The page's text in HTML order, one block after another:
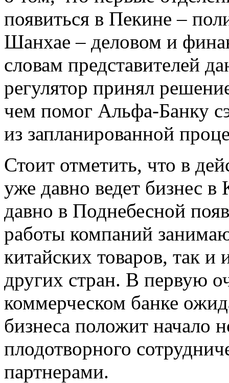
появиться в Пекине –
Шанхае – деловом и
словам представителей
регулятор принял
чем помог Альфа-Банку
из запланированной
Стоит отметить, что в
уже давно ведет бизнес
давно в Поднебесной
работы компаний
китайских товаров, так
других стран. В первую
коммерческом банке
бизнеса положит начало
плодотворного
партнерами.